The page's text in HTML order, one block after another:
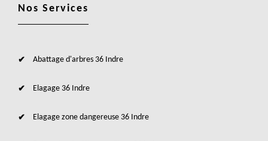
Nos Services
Abattage d'arbres 36 Indre
Elagage 36 Indre
Elagage zone dangereuse 36 Indre